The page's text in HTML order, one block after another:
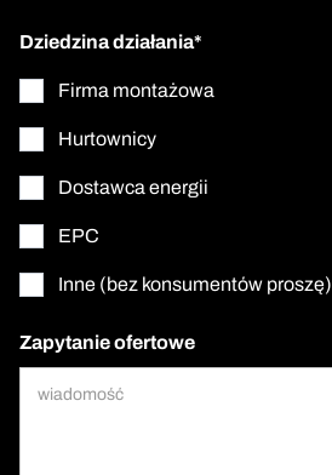
Dziedzina działania*
Firma montażowa
Hurtownicy
Dostawca energii
EPC
Inne (bez konsumentów proszę)
Zapytanie ofertowe